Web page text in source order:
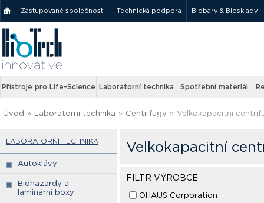
Zastupované společnosti Technická podpora Biobary & Biosklady
Přístroje pro Life-Science Laboratorní technika Spotřební materiál
Úvod » Laboratorní technika » Centrifugy » Velkokapacitní
LABORATORNÍ TECHNIKA
Autoklávy
Biohazardy a
laminární boxy
Velkokapacitní
FILTR VÝROBCE
OHAUS Corporation